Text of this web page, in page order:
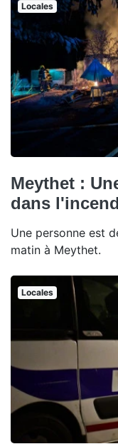
Locales
Meythet :
dans
Une personne est
matin à Meythet.
Locales